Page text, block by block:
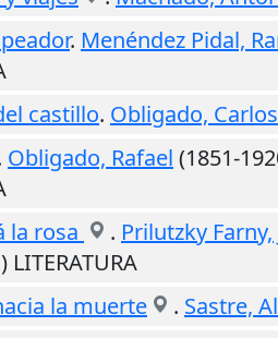
. Menéndez Pidal,
castillo. Obligado, Carlos
Obligado, Rafael (1851-
la rosa
. Prilutzky Farny,
LITERATURA
la muerte
. Sastre,